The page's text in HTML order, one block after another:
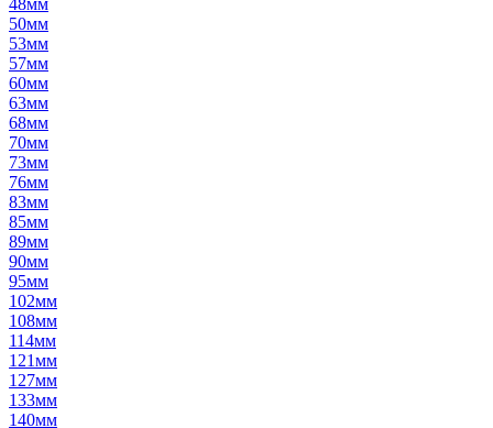
48мм
50мм
53мм
57мм
60мм
63мм
68мм
70мм
73мм
76мм
83мм
85мм
89мм
90мм
95мм
102мм
108мм
114мм
121мм
127мм
133мм
140мм